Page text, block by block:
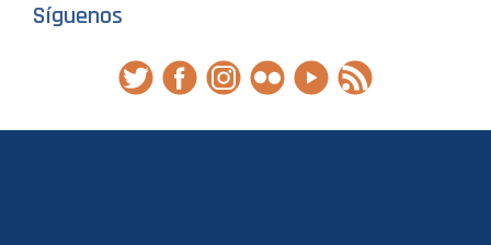
Síguenos